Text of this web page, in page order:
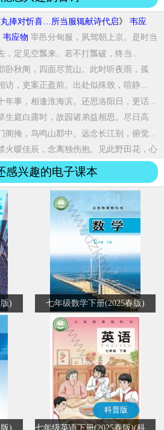
捧对忻喜…所当服辄献诗代启》 韦应
露沾衣。夜启群仙...
韦应物 宰邑分甸服，夙驾朝上京。是时当
，定见空瓢来。若不打瓢破，终当...
卧秋阁，四面尽荒山。此时听夜雨，孤
访，吏案正盈前。出处似殊致，喧静...
年事，相逢淮海滨。还思洛阳日，更话...
生庭白露时，故园诸弟益相思。尽日高
阁掩，鸟鸣山郡中。远念长江别，俯觉...
火暧佳辰，念离独伤抱。见此野田花，心
感兴趣的电子课本
) 七年级数学下册(2025春版)
)
科普版
七年级英语下册(2025春版)(科普版)